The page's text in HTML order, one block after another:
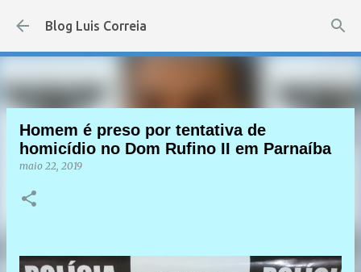
Pular para o conteúdo principal
Blog Luis Correia
Homem é preso por tentativa de
homicídio no Dom Rufino II em Parnaíba
maio 22, 2019